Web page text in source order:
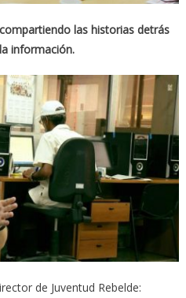
las historias detrás
información.
de Juventud Rebelde: